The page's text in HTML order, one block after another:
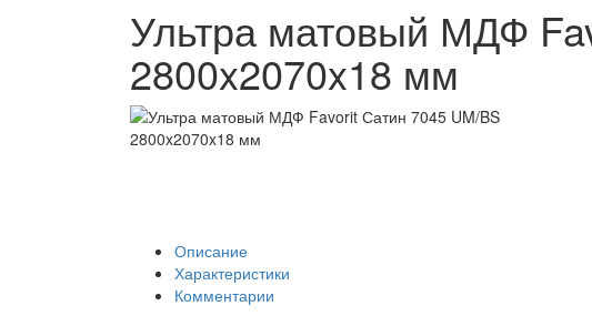
Ультра матовый МДФ
2800x2070x18 мм
Описание
Характеристики
Комментарии